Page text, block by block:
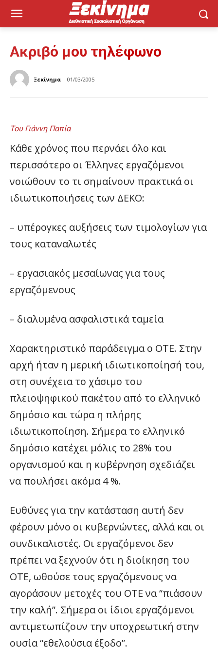
Ακριβό μου τηλέφωνο
Ξεκίνημα 01/03/2005
Του Γιάννη Παπία
Κάθε χρόνος που περνάει όλο και
περισσότερο οι Έλληνες εργαζόμενοι
νοιώθουν το τι σημαίνουν πρακτικά οι
ιδιωτικοποιήσεις των ΔΕΚΟ:
– υπέρογκες αυξήσεις των τιμολογίων για
τους καταναλωτές
– εργασιακός μεσαίωνας για τους
εργαζόμενους
– διαλυμένα ασφαλιστικά ταμεία
Χαρακτηριστικό παράδειγμα ο ΟΤΕ. Στην
αρχή ήταν η μερική ιδιωτικοποίησή του,
στη συνέχεια το χάσιμο του
πλειοψηφικού πακέτου από το ελληνικό
δημόσιο και τώρα η πλήρης
ιδιωτικοποίηση. Σήμερα το ελληνικό
δημόσιο κατέχει μόλις το 28% του
οργανισμού και η κυβέρνηση σχεδιάζει
να πουλήσει ακόμα 4 %.
Ευθύνες για την κατάσταση αυτή δεν
φέρουν μόνο οι κυβερνώντες, αλλά και οι
συνδικαλιστές. Οι εργαζόμενοι δεν
πρέπει να ξεχνούν ότι η διοίκηση του
ΟΤΕ, ωθούσε τους εργαζόμενους να
αγοράσουν μετοχές του ΟΤΕ να “πιάσουν
την καλή”. Σήμερα οι ίδιοι εργαζόμενοι
αντιμετωπίζουν την υποχρεωτική στην
ουσία “εθελούσια έξοδο”.